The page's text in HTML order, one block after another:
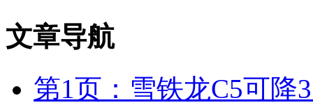
文章导航
第1页：雪铁龙C5可降